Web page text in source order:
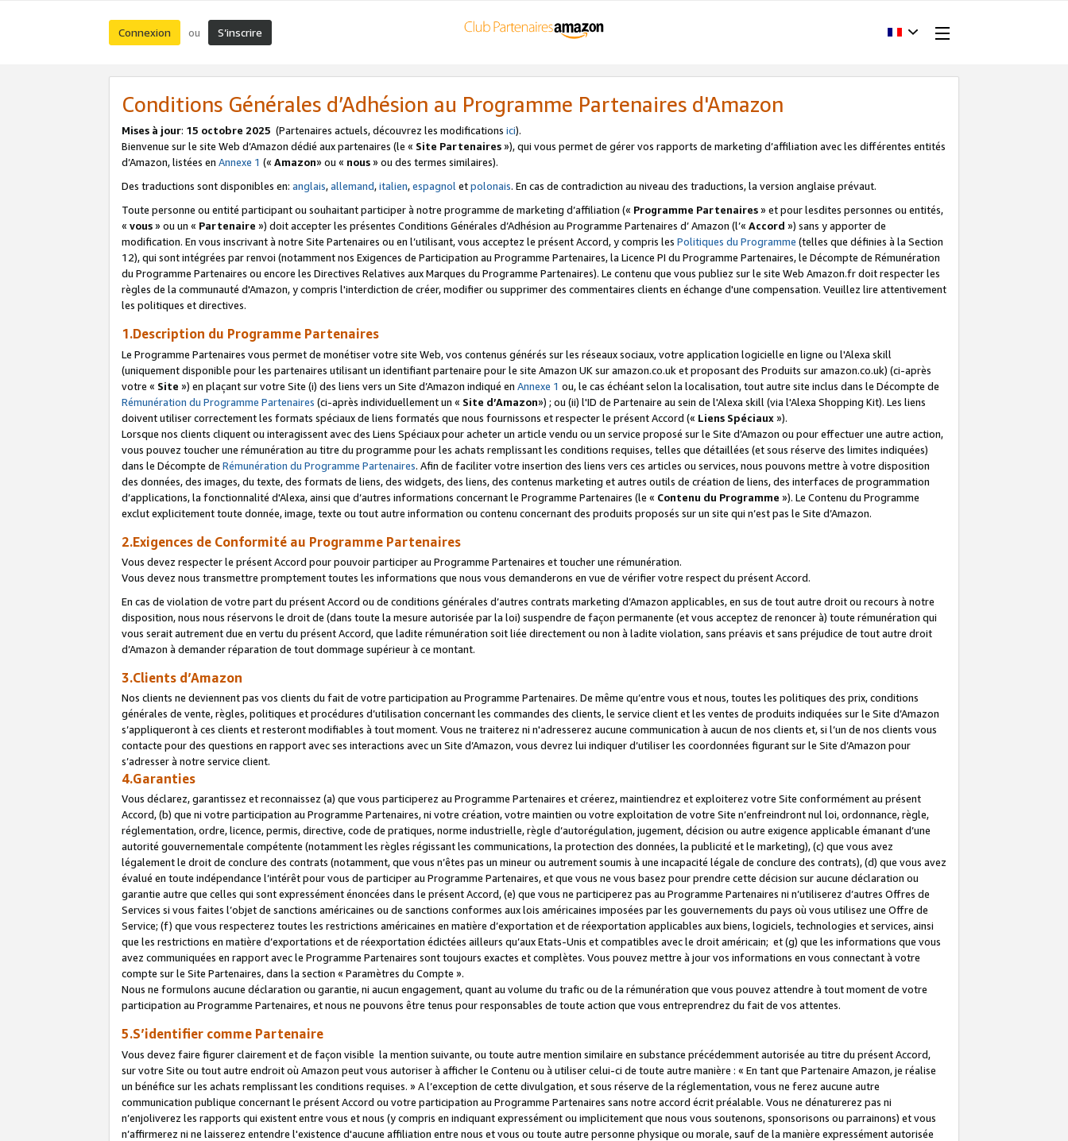
Connexion ou S’inscrire
Conditions Générales d’Adhésion au Programme Partenaires d'Amazon
Mises à jour: 15 octobre 2025 (Partenaires actuels, découvrez les modifications ici).
Bienvenue sur le site Web d’Amazon dédié aux partenaires (le « Site Partenaires»), qui vous permet de gérer vos rapports de marketing d’affiliation avec les différentes entités
d’Amazon, listées en Annexe 1 (« Amazon» ou « nous» ou des termes similaires).
Des traductions sont disponibles en: anglais,allemand,italien,espagnoletpolonais. En cas de contradiction au niveau des traductions, la version anglaise prévaut.
Toute personne ou entité participant ou souhaitant participer à notre programme de marketing d’affiliation (« Programme Partenaires» et pour lesdites personnes ou entités,
« vous» ou un « Partenaire ») doit accepter les présentes Conditions Générales d’Adhésion au Programme Partenaires d’ Amazon (l’« Accord ») sans y apporter de
modification. En vous inscrivant à notre Site Partenaires ou en l’utilisant, vous acceptez le présent Accord, y compris les Politiques du Programme (telles que définies à la Section
12), qui sont intégrées par renvoi (notamment nos Exigences de Participation au Programme Partenaires, la Licence PI du Programme Partenaires, le Décompte de Rémunération
du Programme Partenaires ou encore les Directives Relatives aux Marques du Programme Partenaires). Le contenu que vous publiez sur le site Web Amazon.fr doit respecter les
règles de la communauté d'Amazon, y compris l'interdiction de créer, modifier ou supprimer des commentaires clients en échange d'une compensation. Veuillez lire attentivement
les politiques et directives.
1.Description du Programme Partenaires
Le Programme Partenaires vous permet de monétiser votre site Web, vos contenus générés sur les réseaux sociaux, votre application logicielle en ligne ou l'Alexa skill
(uniquement disponible pour les partenaires utilisant un identifiant partenaire pour le site Amazon UK sur amazon.co.uk et proposant des Produits sur amazon.co.uk) (ci-après
votre « Site ») en plaçant sur votre Site (i) des liens vers un Site d’Amazon indiqué en Annexe 1 ou, le cas échéant selon la localisation, tout autre site inclus dans le Décompte de
Rémunération du Programme Partenaires (ci-après individuellement un « Site d’Amazon») ; ou (ii) l'ID de Partenaire au sein de l'Alexa skill (via l'Alexa Shopping Kit). Les liens
doivent utiliser correctement les formats spéciaux de liens formatés que nous fournissons et respecter le présent Accord (« Liens Spéciaux»).
Lorsque nos clients cliquent ou interagissent avec des Liens Spéciaux pour acheter un article vendu ou un service proposé sur le Site d’Amazon ou pour effectuer une autre action,
vous pouvez toucher une rémunération au titre du programme pour les achats remplissant les conditions requises, telles que détaillées (et sous réserve des limites indiquées)
dans le Décompte de Rémunération du Programme Partenaires. Afin de faciliter votre insertion des liens vers ces articles ou services, nous pouvons mettre à votre disposition
des données, des images, du texte, des formats de liens, des widgets, des liens, des contenus marketing et autres outils de création de liens, des interfaces de programmation
d’applications, la fonctionnalité d'Alexa, ainsi que d’autres informations concernant le Programme Partenaires (le « Contenu du Programme »). Le Contenu du Programme
exclut explicitement toute donnée, image, texte ou tout autre information ou contenu concernant des produits proposés sur un site qui n’est pas le Site d’Amazon.
2.Exigences de Conformité au Programme Partenaires
Vous devez respecter le présent Accord pour pouvoir participer au Programme Partenaires et toucher une rémunération.
Vous devez nous transmettre promptement toutes les informations que nous vous demanderons en vue de vérifier votre respect du présent Accord.
En cas de violation de votre part du présent Accord ou de conditions générales d’autres contrats marketing d’Amazon applicables, en sus de tout autre droit ou recours à notre
disposition, nous nous réservons le droit de (dans toute la mesure autorisée par la loi) suspendre de façon permanente (et vous acceptez de renoncer à) toute rémunération qui
vous serait autrement due en vertu du présent Accord, que ladite rémunération soit liée directement ou non à ladite violation, sans préavis et sans préjudice de tout autre droit
d’Amazon à demander réparation de tout dommage supérieur à ce montant.
3.Clients d’Amazon
Nos clients ne deviennent pas vos clients du fait de votre participation au Programme Partenaires. De même qu’entre vous et nous, toutes les politiques des prix, conditions
générales de vente, règles, politiques et procédures d’utilisation concernant les commandes des clients, le service client et les ventes de produits indiquées sur le Site d’Amazon
s’appliqueront à ces clients et resteront modifiables à tout moment. Vous ne traiterez ni n'adresserez aucune communication à aucun de nos clients et, si l’un de nos clients vous
contacte pour des questions en rapport avec ses interactions avec un Site d’Amazon, vous devrez lui indiquer d’utiliser les coordonnées figurant sur le Site d’Amazon pour
s’adresser à notre service client.
4.Garanties
Vous déclarez, garantissez et reconnaissez (a) que vous participerez au Programme Partenaires et créerez, maintiendrez et exploiterez votre Site conformément au présent
Accord, (b) que ni votre participation au Programme Partenaires, ni votre création, votre maintien ou votre exploitation de votre Site n’enfreindront nul loi, ordonnance, règle,
réglementation, ordre, licence, permis, directive, code de pratiques, norme industrielle, règle d’autorégulation, jugement, décision ou autre exigence applicable émanant d’une
autorité gouvernementale compétente (notamment les règles régissant les communications, la protection des données, la publicité et le marketing), (c) que vous avez
légalement le droit de conclure des contrats (notamment, que vous n’êtes pas un mineur ou autrement soumis à une incapacité légale de conclure des contrats), (d) que vous avez
évalué en toute indépendance l’intérêt pour vous de participer au Programme Partenaires, et que vous ne vous basez pour prendre cette décision sur aucune déclaration ou
garantie autre que celles qui sont expressément énoncées dans le présent Accord, (e) que vous ne participerez pas au Programme Partenaires ni n’utiliserez d’autres Offres de
Services si vous faites l’objet de sanctions américaines ou de sanctions conformes aux lois américaines imposées par les gouvernements du pays où vous utilisez une Offre de
Service; (f) que vous respecterez toutes les restrictions américaines en matière d’exportation et de réexportation applicables aux biens, logiciels, technologies et services, ainsi
que les restrictions en matière d’exportations et de réexportation édictées ailleurs qu’aux Etats-Unis et compatibles avec le droit américain; et (g) que les informations que vous
avez communiquées en rapport avec le Programme Partenaires sont toujours exactes et complètes. Vous pouvez mettre à jour vos informations en vous connectant à votre
compte sur le Site Partenaires, dans la section « Paramètres du Compte ».
Nous ne formulons aucune déclaration ou garantie, ni aucun engagement, quant au volume du trafic ou de la rémunération que vous pouvez attendre à tout moment de votre
participation au Programme Partenaires, et nous ne pouvons être tenus pour responsables de toute action que vous entreprendrez du fait de vos attentes.
5.S’identifier comme Partenaire
Vous devez faire figurer clairement et de façon visible la mention suivante, ou toute autre mention similaire en substance précédemment autorisée au titre du présent Accord,
sur votre Site ou tout autre endroit où Amazon peut vous autoriser à afficher le Contenu ou à utiliser celui-ci de toute autre manière : « En tant que Partenaire Amazon, je réalise
un bénéfice sur les achats remplissant les conditions requises. » A l’exception de cette divulgation, et sous réserve de la réglementation, vous ne ferez aucune autre
communication publique concernant le présent Accord ou votre participation au Programme Partenaires sans notre accord écrit préalable. Vous ne dénaturerez pas ni
n’enjoliverez les rapports qui existent entre vous et nous (y compris en indiquant expressément ou implicitement que nous vous soutenons, sponsorisons ou parrainons) et vous
n’affirmerez ni ne laisserez entendre l'existence d'aucune affiliation entre nous et vous ou toute autre personne physique ou morale, sauf de la manière expressément autorisée